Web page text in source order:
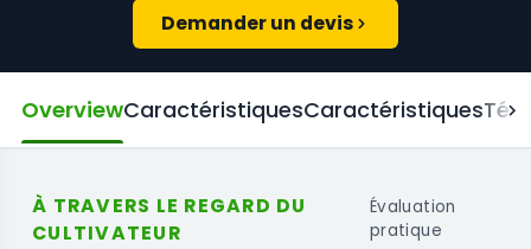
Demander un devis
OverviewCaractéristiquesCaractéristiques
À TRAVERS LE REGARD DU
CULTIVATEUR
Évaluation
pratique